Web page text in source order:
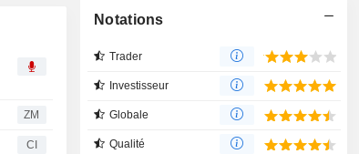
ZM
CI
Notations
Trader
Investisseur
Globale
Qualité